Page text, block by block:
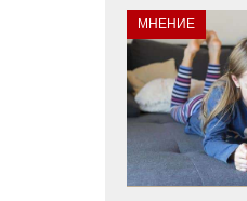
МНЕНИЕ